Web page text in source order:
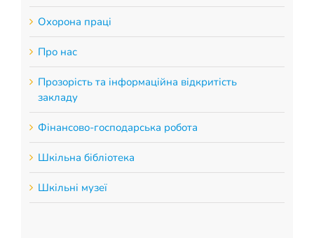
Охорона праці
Про нас
Прозорість та інформаційна відкритість
закладу
Фінансово-господарська робота
Шкільна бібліотека
Шкільні музеї